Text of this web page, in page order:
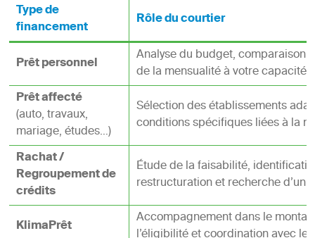
Type de
financement
Rôle du courtier
Prêt personnel
Analyse du budget, comparaison
de la mensualité à votre capacité
Prêt affecté
(auto, travaux,
mariage, études…)
Sélection des établissements
conditions spécifiques liées à la
Rachat /
Regroupement de
crédits
Étude de la faisabilité,
restructuration et recherche d’un
KlimaPrêt
Accompagnement dans le